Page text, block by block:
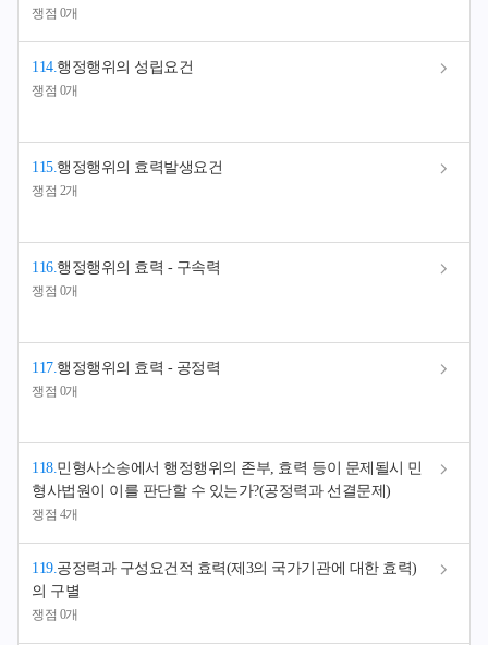
쟁점 0개
114.행정행위의 성립요건
쟁점 0개
115.행정행위의 효력발생요건
쟁점 2개
116.행정행위의 효력 - 구속력
쟁점 0개
117.행정행위의 효력 - 공정력
쟁점 0개
118.민형사소송에서 행정행위의 존부, 효력 등이 문제될시 민
형사법원이 이를 판단할 수 있는가?(공정력과 선결문제)
쟁점 4개
119.공정력과 구성요건적 효력(제3의 국가기관에 대한 효력)
의 구별
쟁점 0개